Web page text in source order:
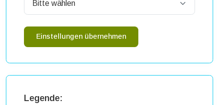
Einstellungen übernehmen
Legende: